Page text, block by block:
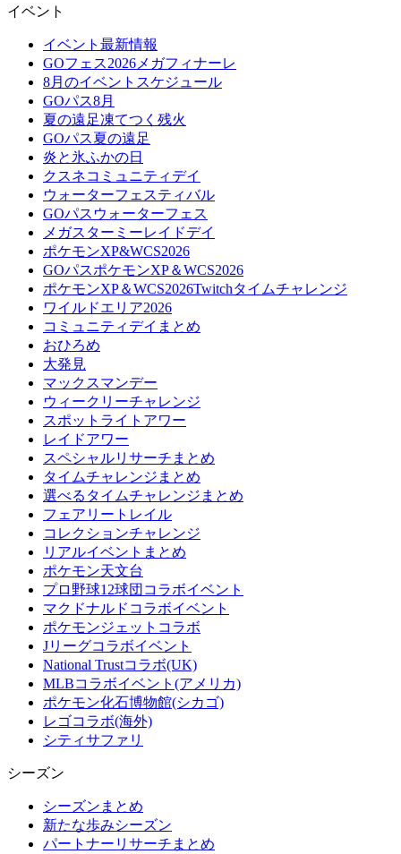
イベント
イベント最新情報
GOフェス2026メガフィナーレ
8月のイベントスケジュール
GOパス8月
夏の遠足凍てつく残火
GOパス夏の遠足
炎と氷ふかの日
クスネコミュニティデイ
ウォーターフェスティバル
GOパスウォーターフェス
メガスターミーレイドデイ
ポケモンXP&WCS2026
GOパスポケモンXP＆WCS2026
ポケモンXP＆WCS2026Twitchタイムチャレンジ
ワイルドエリア2026
コミュニティデイまとめ
おひろめ
大発見
マックスマンデー
ウィークリーチャレンジ
スポットライトアワー
レイドアワー
スペシャルリサーチまとめ
タイムチャレンジまとめ
選べるタイムチャレンジまとめ
フェアリートレイル
コレクションチャレンジ
リアルイベントまとめ
ポケモン天文台
プロ野球12球団コラボイベント
マクドナルドコラボイベント
ポケモンジェットコラボ
Jリーグコラボイベント
National Trustコラボ(UK)
MLBコラボイベント(アメリカ)
ポケモン化石博物館(シカゴ)
レゴコラボ(海外)
シティサファリ
シーズン
シーズンまとめ
新たな歩みシーズン
パートナーリサーチまとめ